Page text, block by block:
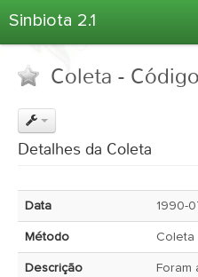
Sinbiota 2.1
Informações Ambientais
Coletas
Atlas 2.1
Estatísticas
Coleta -
Detalhes da Coleta
Data 1990-
Método Coleta
Descrição
Foram